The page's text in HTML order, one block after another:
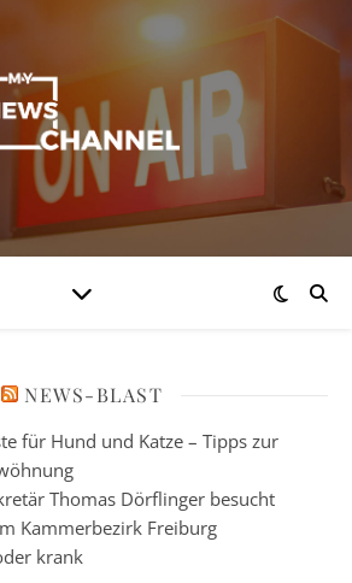
NEWS-BLAST
für Hund und Katze – Tipps zur
Thomas Dörflinger besucht
Kammerbezirk Freiburg
krank